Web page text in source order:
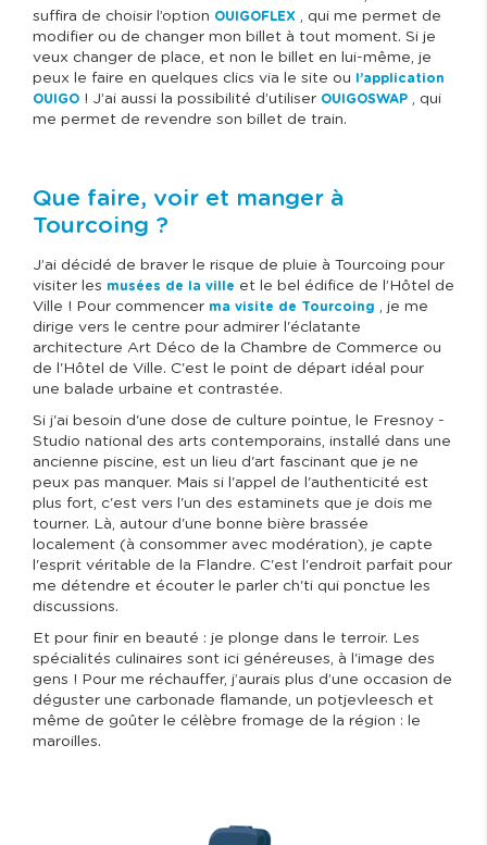
suffira de choisir l’option OUIGOFLEX , qui me permet de
modifier ou de changer mon billet à tout moment. Si je
veux changer de place, et non le billet en lui-même, je
peux le faire en quelques clics via le site ou l’application
OUIGO ! J’ai aussi la possibilité d’utiliser OUIGOSWAP , qui
me permet de revendre son billet de train.
Que faire, voir et manger à
Tourcoing ?
J’ai décidé de braver le risque de pluie à Tourcoing pour
visiter les musées de la ville et le bel édifice de l’Hôtel de
Ville ! Pour commencer ma visite de Tourcoing , je me
dirige vers le centre pour admirer l'éclatante
architecture Art Déco de la Chambre de Commerce ou
de l'Hôtel de Ville. C'est le point de départ idéal pour
une balade urbaine et contrastée.
Si j'ai besoin d'une dose de culture pointue, le Fresnoy -
Studio national des arts contemporains, installé dans une
ancienne piscine, est un lieu d'art fascinant que je ne
peux pas manquer. Mais si l'appel de l'authenticité est
plus fort, c'est vers l'un des estaminets que je dois me
tourner. Là, autour d'une bonne bière brassée
localement (à consommer avec modération), je capte
l'esprit véritable de la Flandre. C'est l'endroit parfait pour
me détendre et écouter le parler ch'ti qui ponctue les
discussions.
Et pour finir en beauté : je plonge dans le terroir. Les
spécialités culinaires sont ici généreuses, à l'image des
gens ! Pour me réchauffer, j’aurais plus d’une occasion de
déguster une carbonade flamande, un potjevleesch et
même de goûter le célèbre fromage de la région : le
maroilles.